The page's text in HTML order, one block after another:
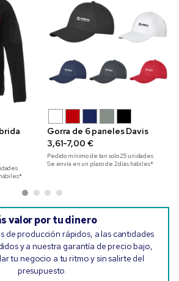
Gorra de 6 paneles Davis
3,61-7,00 €
Pedido mínimo de tan solo25 unidades
Se envía en un plazo de 2 días hábiles*
valor por tu dinero
de producción rápidos, a las cantidades
y a nuestra garantía de precio bajo,
tu negocio a tu ritmo y sin salirte del
presupuesto.